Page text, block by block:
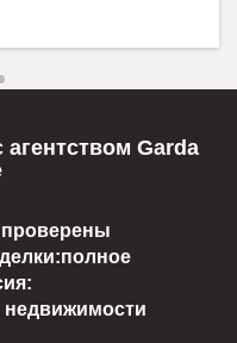
Garda
проверены
полное
недвижимости